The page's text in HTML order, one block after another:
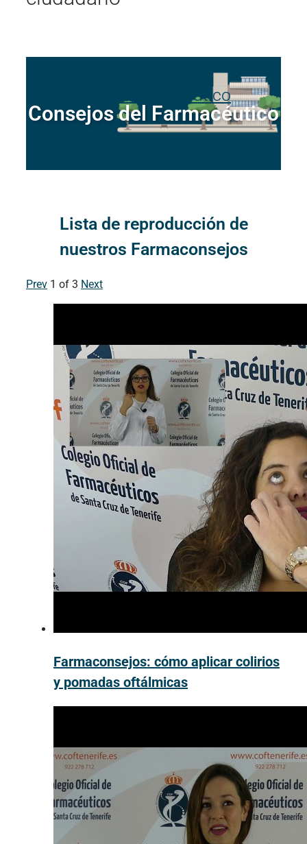
Consejos del Farmacéutico
Consejos del Farmacéutico
Lista de reproducción de
nuestros Farmaconsejos
Prev 1 of 3 Next
Farmaconsejos: cómo aplicar colirios
y pomadas oftálmicas